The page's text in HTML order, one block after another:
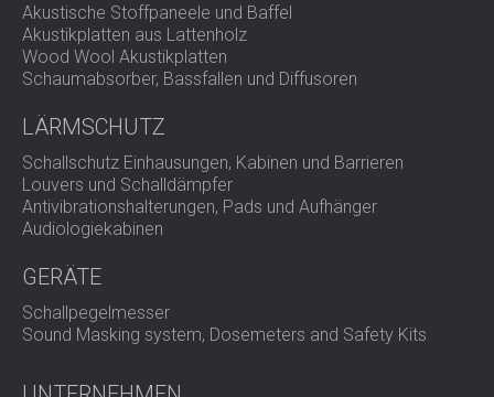
Akustische Stoffpaneele und Baffel
Akustikplatten aus Lattenholz
Wood Wool Akustikplatten
Schaumabsorber, Bassfallen und Diffusoren
LÄRMSCHUTZ
Schallschutz Einhausungen, Kabinen und Barrieren
Louvers und Schalldämpfer
Antivibrationshalterungen, Pads und Aufhänger
Audiologiekabinen
GERÄTE
Schallpegelmesser
Sound Masking system, Dosemeters and Safety Kits